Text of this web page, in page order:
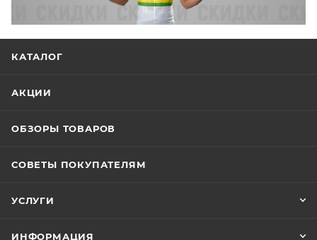
КАТАЛОГ
АКЦИИ
ОБЗОРЫ ТОВАРОВ
СОВЕТЫ ПОКУПАТЕЛЯМ
УСЛУГИ
ИНФОРМАЦИЯ